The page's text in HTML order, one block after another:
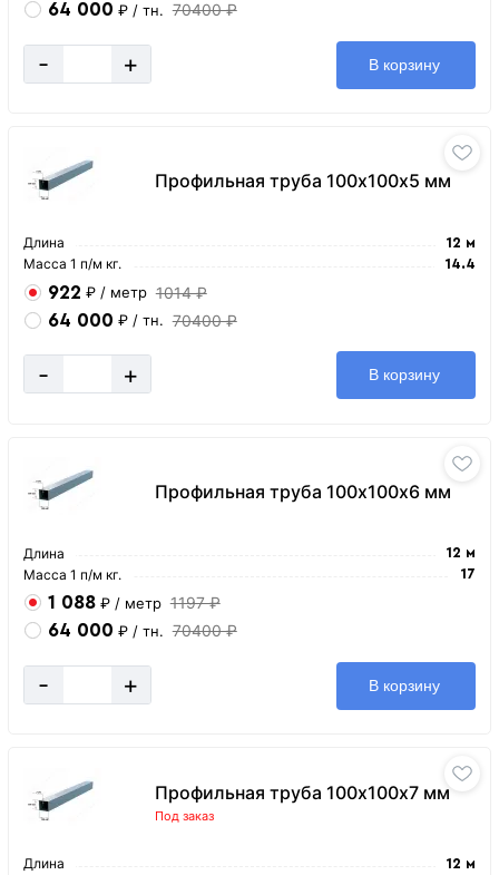
64 000 ₽ / тн. 70400 ₽
- + В корзину
Профильная труба 100х100х5 мм
Длина 12 м
Масса 1 п/м кг. 14.4
922 ₽ / метр 1014 ₽
64 000 ₽ / тн. 70400 ₽
- + В корзину
Профильная труба 100х100х6 мм
Длина 12 м
Масса 1 п/м кг. 17
1 088 ₽ / метр 1197 ₽
64 000 ₽ / тн. 70400 ₽
- + В корзину
Профильная труба 100х100х7 мм
Под заказ
Длина 12 м